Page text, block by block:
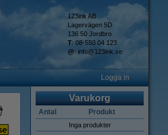
123ink AB
Lagervägen 5D
136 50 Jordbro
T: 08-550 04 123
@: info@123ink.se
Logga in
Varukorg
Antal Produkt
Inga produkter